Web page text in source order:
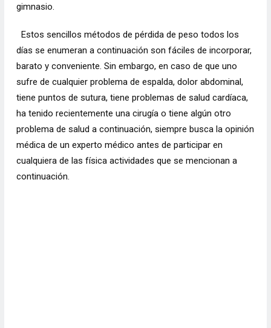
gimnasio.
Estos sencillos métodos de pérdida de peso todos los
días se enumeran a continuación son fáciles de incorporar,
barato y conveniente. Sin embargo, en caso de que uno
sufre de cualquier problema de espalda, dolor abdominal,
tiene puntos de sutura, tiene problemas de salud cardíaca,
ha tenido recientemente una cirugía o tiene algún otro
problema de salud a continuación, siempre busca la opinión
médica de un experto médico antes de participar en
cualquiera de las física actividades que se mencionan a
continuación.